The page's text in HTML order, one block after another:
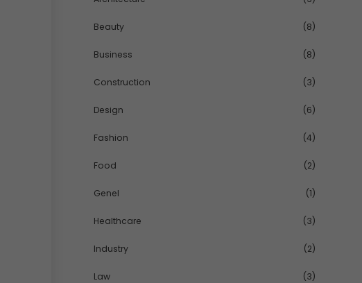
Beauty (8)
Business (8)
Construction (3)
Design (6)
Fashion (4)
Food (2)
Genel (1)
Healthcare (3)
Industry (2)
Law (3)